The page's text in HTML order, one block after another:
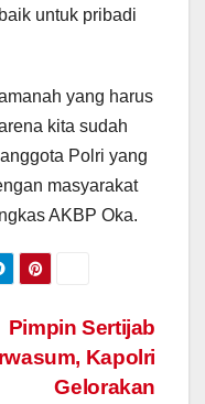
untuk pribadi
yang harus
kita sudah
Polri yang
masyarakat
AKBP Oka.
Pimpin Sertijab
Kapolri
Gelorakan